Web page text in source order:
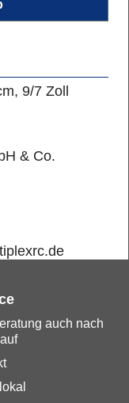
9/7 Zoll
& Co.
auch nach